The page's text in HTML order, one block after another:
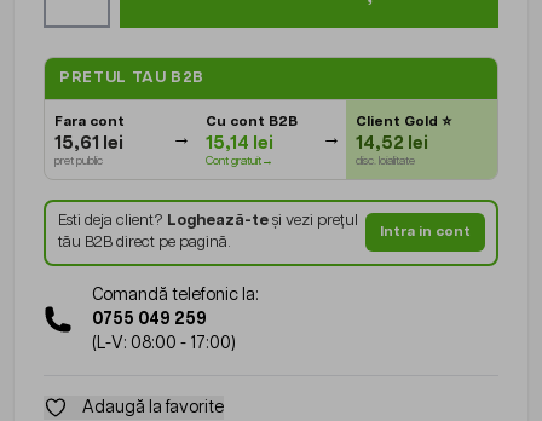
PRETUL TAU B2B
Fara cont
15,61 lei
pret public
Cu cont B2B
15,14 lei
Cont gratuit→
Client Gold⭐
14,52 lei
disc. loialitate
Esti deja client? Loghează-teși vezi prețul
tău B2B direct pe pagină.
Intra in cont
Comandă telefonic la:
0755 049 259
(L-V: 08:00 - 17:00)
Adaugă la favorite